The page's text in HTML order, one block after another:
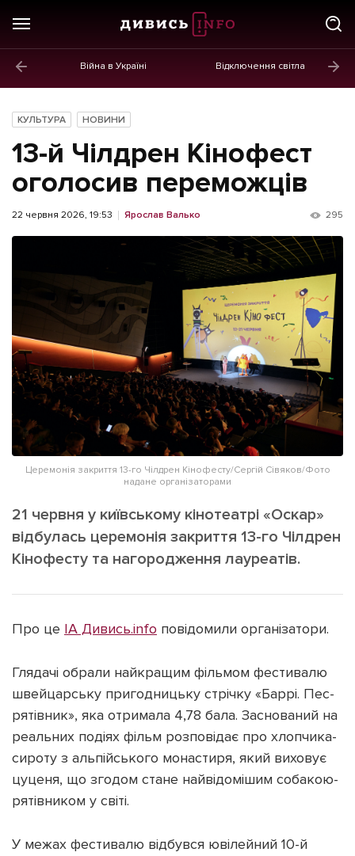
Війна в Україні Відключення світла
Новини
Політика
Економіка
Бізнес
Життя
Культура
Афіша
ІНШЕ
Інтерв'ю
Картки
Репортаж
Розслідування
Ініціативи
Лонгріди
Прес-релізи
Фото/Відео
Made in Lviv
[email protected] Реклама на сайті
Підтримати dyvys.info
КУЛЬТУРА НОВИНИ
13-й Чілдрен Кінофест
оголосив переможців
22 червня 2026, 19:53 Ярослав Валько 295
Церемонія закриття 13-го Чілдрен Кінофесту/Сергій Сівяков/Фото
надане організаторами
21 червня у київському кінотеатрі «Оскар»
відбулась церемонія закриття 13-го Чілдрен
Кінофесту та нагородження лауреатів.
Про це ІА Дивись.info повідомили організатори.
Глядачі обрали найкращим фільмом фестивалю
швейцарську пригодницьку стрічку «Баррі. Пес-
рятівник», яка отримала 4,78 бала. Заснований на
реальних подіях фільм розповідає про хлопчика-
сироту з альпійського монастиря, який виховує
цуценя, що згодом стане найвідомішим собакою-
рятівником у світі.
У межах фестивалю відбувся ювілейний 10-й